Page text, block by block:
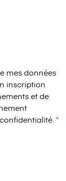
mes données
inscription
et de